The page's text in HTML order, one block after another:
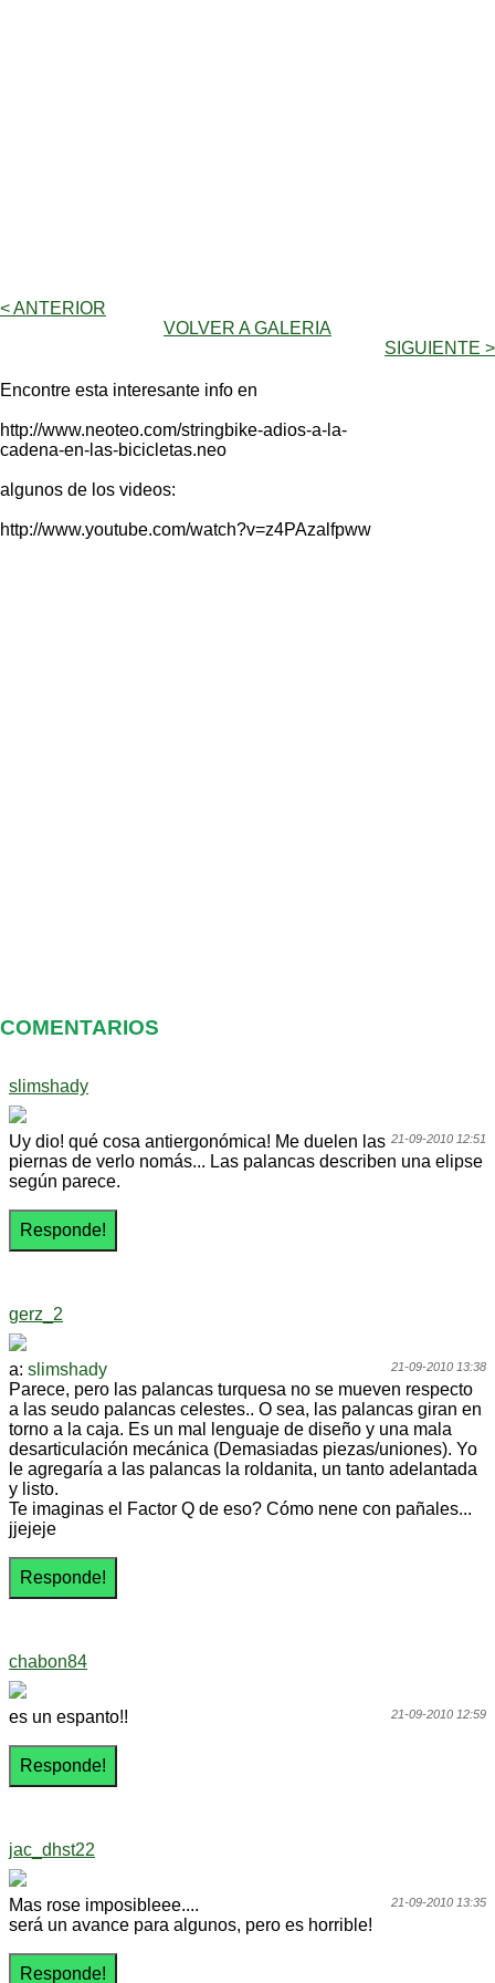
< ANTERIOR
VOLVER A GALERIA
SIGUIENTE >
Encontre esta interesante info en
http://www.neoteo.com/stringbike-adios-a-la-
cadena-en-las-bicicletas.neo
algunos de los videos:
http://www.youtube.com/watch?v=z4PAzalfpww
COMENTARIOS
slimshady
21-09-2010 12:51
Uy dio! qué cosa antiergonómica! Me duelen las
piernas de verlo nomás... Las palancas describen una elipse
según parece.
gerz_2
21-09-2010 13:38
a: slimshady
Parece, pero las palancas turquesa no se mueven respecto
a las seudo palancas celestes.. O sea, las palancas giran en
torno a la caja. Es un mal lenguaje de diseño y una mala
desarticulación mecánica (Demasiadas piezas/uniones). Yo
le agregaría a las palancas la roldanita, un tanto adelantada
y listo.
Te imaginas el Factor Q de eso? Cómo nene con pañales...
jjejeje
chabon84
21-09-2010 12:59
es un espanto!!
jac_dhst22
21-09-2010 13:35
Mas rose imposibleee....
será un avance para algunos, pero es horrible!